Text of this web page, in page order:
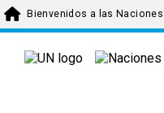
Skip to main content
Bienvenidos a las Naciones